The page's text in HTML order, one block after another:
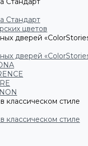
Стандарт
цветов
дверей
дверей
классическом стиле
классическом стиле